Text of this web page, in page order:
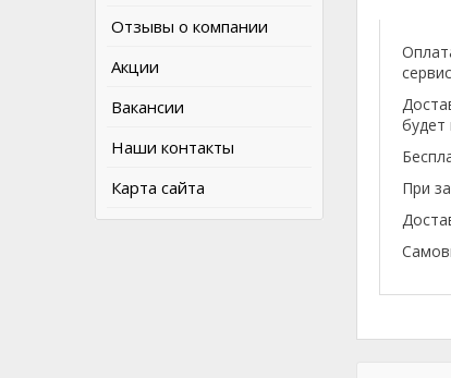
Отзывы о компании
Акции
Вакансии
Наши контакты
Карта сайта
будет
При